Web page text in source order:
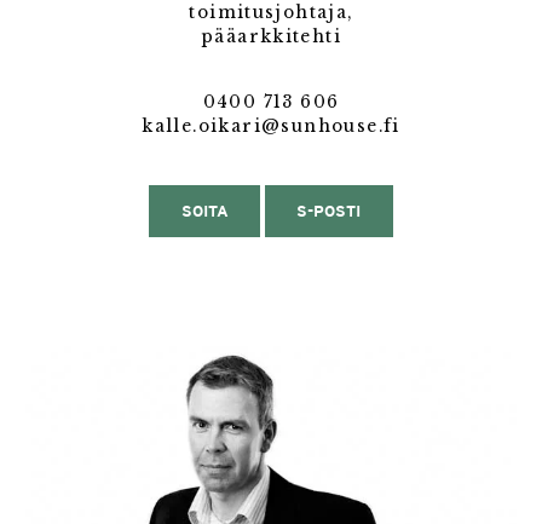
toimitusjohtaja,
pääarkkitehti
0400 713 606
kalle.oikari@sunhouse.fi
SOITA S-POSTI